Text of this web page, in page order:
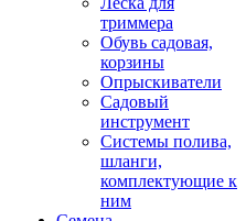
триммера
Обувь садовая,
корзины
Опрыскиватели
Садовый
инструмент
Системы полива,
шланги,
комплектующие к
ним